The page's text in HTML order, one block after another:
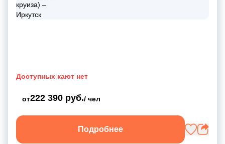
Доступных кают нет
от222 390 руб./ чел
Подробнее